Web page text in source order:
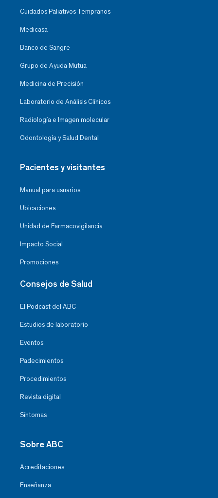
Cuidados Paliativos Tempranos
Medicasa
Banco de Sangre
Grupo de Ayuda Mutua
Medicina de Precisión
Laboratorio de Análisis Clínicos
Radiología e Imagen molecular
Odontología y Salud Dental
Pacientes y visitantes
Manual para usuarios
Ubicaciones
Unidad de Farmacovigilancia
Impacto Social
Promociones
Consejos de Salud
El Podcast del ABC
Estudios de laboratorio
Eventos
Padecimientos
Procedimientos
Revista digital
Síntomas
Sobre ABC
Acreditaciones
Enseñanza